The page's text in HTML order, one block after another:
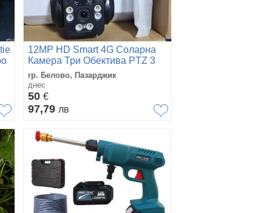
12MP HD Smart 4G Соларна
Камера Три Обектива PTZ 3
Екранни PIR Камери за
Разпознаване на Човек
гр. Белово, Пазарджик
днес
50 €
97,79 лв